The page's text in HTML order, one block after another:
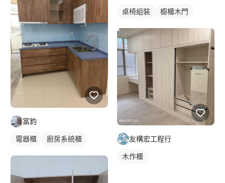
富鈞
電器櫃 廚房系統櫃
桌椅組裝 櫥櫃木門
友構宏工程行
木作櫃